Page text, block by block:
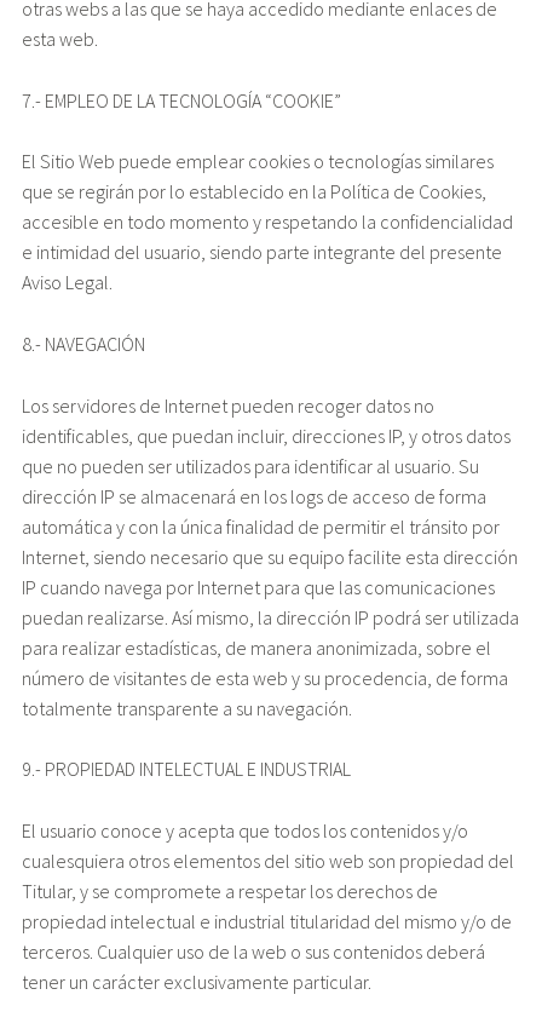
otras webs a las que se haya accedido mediante enlaces de
esta web.
7.- EMPLEO DE LA TECNOLOGÍA “COOKIE”
El Sitio Web puede emplear cookies o tecnologías similares
que se regirán por lo establecido en la Política de Cookies,
accesible en todo momento y respetando la confidencialidad
e intimidad del usuario, siendo parte integrante del presente
Aviso Legal.
8.- NAVEGACIÓN
Los servidores de Internet pueden recoger datos no
identificables, que puedan incluir, direcciones IP, y otros datos
que no pueden ser utilizados para identificar al usuario. Su
dirección IP se almacenará en los logs de acceso de forma
automática y con la única finalidad de permitir el tránsito por
Internet, siendo necesario que su equipo facilite esta dirección
IP cuando navega por Internet para que las comunicaciones
puedan realizarse. Así mismo, la dirección IP podrá ser utilizada
para realizar estadísticas, de manera anonimizada, sobre el
número de visitantes de esta web y su procedencia, de forma
totalmente transparente a su navegación.
9.- PROPIEDAD INTELECTUAL E INDUSTRIAL
El usuario conoce y acepta que todos los contenidos y/o
cualesquiera otros elementos del sitio web son propiedad del
Titular, y se compromete a respetar los derechos de
propiedad intelectual e industrial titularidad del mismo y/o de
terceros. Cualquier uso de la web o sus contenidos deberá
tener un carácter exclusivamente particular.